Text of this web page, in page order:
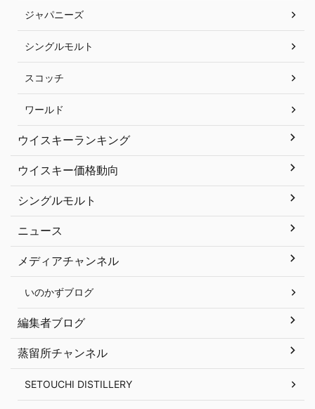
ジャパニーズ
シングルモルト
スコッチ
ワールド
ウイスキーランキング
ウイスキー価格動向
シングルモルト
ニュース
メディアチャンネル
いのかずブログ
編集者ブログ
蒸留所チャンネル
SETOUCHI DISTILLERY